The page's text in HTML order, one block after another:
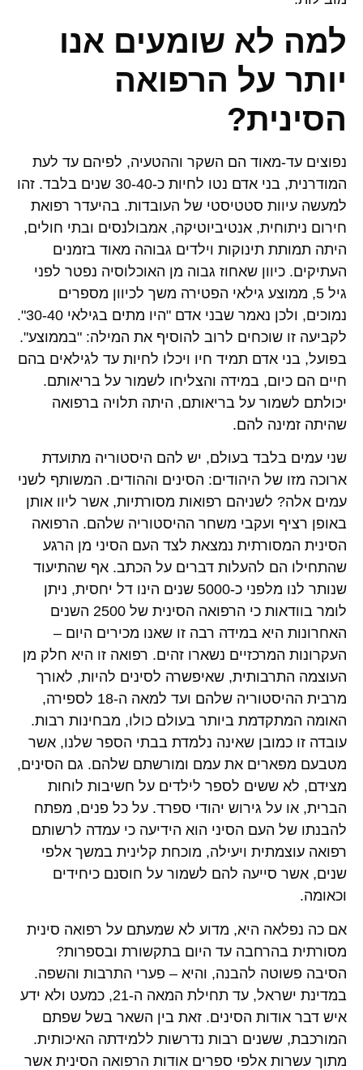
למה לא שומעים אנו
יותר על הרפואה
הסינית?
נפוצים עד-מאוד הם השקר וההטעיה, לפיהם עד לעת
המודרנית, בני אדם נטו לחיות כ-30-40 שנים בלבד. זהו
למעשה עיוות סטטיסטי של העובדות. בהיעדר רפואת
חירום ניתוחית, אנטיביוטיקה, אמבולנסים ובתי חולים,
היתה תמותת תינוקות וילדים גבוהה מאוד בזמנים
העתיקים. כיוון שאחוז גבוה מן האוכלוסיה נפטר לפני
גיל 5, ממוצע גילאי הפטירה משך לכיוון מספרים
נמוכים, ולכן נאמר שבני אדם "היו מתים בגילאי 30-40".
לקביעה זו שוכחים לרוב להוסיף את המילה: "בממוצע".
בפועל, בני אדם תמיד חיו ויכלו לחיות עד לגילאים בהם
חיים הם כיום, במידה והצליחו לשמור על בריאותם.
יכולתם לשמור על בריאותם, היתה תלויה ברפואה
שהיתה זמינה להם.
שני עמים בלבד בעולם, יש להם היסטוריה מתועדת
ארוכה מזו של היהודים: הסינים וההודים. המשותף לשני
עמים אלה? לשניהם רפואות מסורתיות, אשר ליוו אותן
באופן רציף ועקבי משחר ההיסטוריה שלהם. הרפואה
הסינית המסורתית נמצאת לצד העם הסיני מן הרגע
שהתחילו הם להעלות דברים על הכתב. אף שהתיעוד
שנותר לנו מלפני כ-5000 שנים הינו דל יחסית, ניתן
לומר בוודאות כי הרפואה הסינית של 2500 השנים
האחרונות היא במידה רבה זו שאנו מכירים היום –
העקרונות המרכזיים נשארו זהים. רפואה זו היא חלק מן
העוצמה התרבותית, שאיפשרה לסינים להיות, לאורך
מרבית ההיסטוריה שלהם ועד למאה ה-18 לספירה,
האומה המתקדמת ביותר בעולם כולו, מבחינות רבות.
עובדה זו כמובן שאינה נלמדת בבתי הספר שלנו, אשר
מטבעם מפארים את עמם ומורשתם שלהם. גם הסינים,
מצידם, לא ששים לספר לילדים על חשיבות לוחות
הברית, או על גירוש יהודי ספרד. על כל פנים, מפתח
להבנתו של העם הסיני הוא הידיעה כי עמדה לרשותם
רפואה עוצמתית ויעילה, מוכחת קלינית במשך אלפי
שנים, אשר סייעה להם לשמור על חוסנם כיחידים
וכאומה.
אם כה נפלאה היא, מדוע לא שמעתם על רפואה סינית
מסורתית בהרחבה עד היום בתקשורת ובספרות?
הסיבה פשוטה להבנה, והיא – פערי התרבות והשפה.
במדינת ישראל, עד תחילת המאה ה-21, כמעט ולא ידע
איש דבר אודות הסינים. זאת בין השאר בשל שפתם
המורכבת, ששנים רבות נדרשות ללמידתה האיכותית.
מתוך עשרות אלפי ספרים אודות הרפואה הסינית אשר